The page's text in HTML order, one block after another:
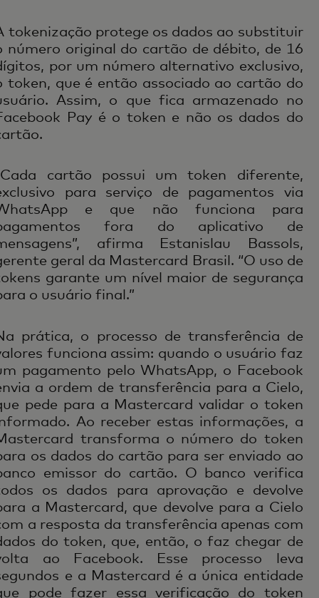
tokenização protege os dados ao substituir
número original do cartão de débito, de 16
por um número alternativo exclusivo,
token, que é então associado ao cartão do
Assim, o que fica armazenado no
Pay é o token e não os dados do
cartão possui um token diferente,
para serviço de pagamentos via
e que não funciona para
fora do aplicativo de
afirma Estanislau Bassols,
geral da Mastercard Brasil. “O uso de
garante um nível maior de segurança
o usuário final.”
prática, o processo de transferência de
funciona assim: quando o usuário faz
pagamento pelo WhatsApp, o Facebook
a ordem de transferência para a Cielo,
pede para a Mastercard validar o token
Ao receber estas informações, a
transforma o número do token
os dados do cartão para ser enviado ao
emissor do cartão. O banco verifica
os dados para aprovação e devolve
a Mastercard, que devolve para a Cielo
a resposta da transferência apenas com
do token, que, então, o faz chegar de
ao Facebook. Esse processo leva
e a Mastercard é a única entidade
pode fazer essa verificação do token